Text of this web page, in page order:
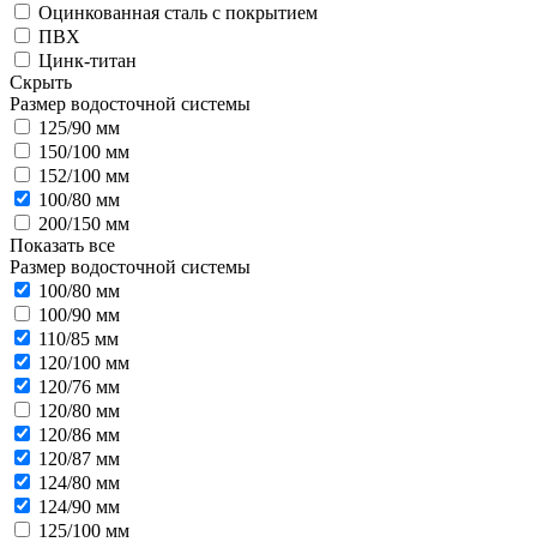
Оцинкованная сталь с покрытием
ПВХ
Цинк-титан
Скрыть
Размер водосточной системы
125/90 мм
150/100 мм
152/100 мм
100/80 мм
200/150 мм
Показать все
Размер водосточной системы
100/80 мм
100/90 мм
110/85 мм
120/100 мм
120/76 мм
120/80 мм
120/86 мм
120/87 мм
124/80 мм
124/90 мм
125/100 мм